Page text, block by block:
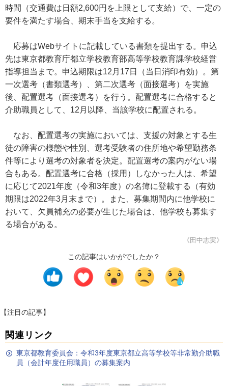
時間（交通費は日額2,600円を上限として支給）で、一定の
要件を満たす場合、期末手当を支給する。
応募はWebサイトに記載している書類を提出する。申込
先は東京都教育庁都立学校教育部高等学校教育課学校経営
指導担当まで。申込期限は12月17日（当日消印有効）。第
一次選考（書類選考）、第二次選考（面接選考）を実施
後、配置選考（面接選考）を行う。配置選考に合格すると
介助職員として、12月以降、当該学校に配置される。
なお、配置選考の実施においては、支援の対象とする生
徒の障害の様態や性別、選考受験者の住所地や希望勤務条
件等により選考の対象者を決定。配置選考の案内がない場
合もある。配置選考に合格（採用）しなかった人は、希望
に応じて2021年度（令和3年度）の名簿に登載する（有効
期限は2022年3月末まで）。また、募集期間内に他学校に
おいて、欠員補充の必要が生じた場合は、他学校も募集す
る場合がある。
《田中志実》
この記事はいかがでしたか？
【注目の記事】
関連リンク
東京都教育委員会：令和3年度東京都立高等学校等非常勤介助職
員（会計年度任用職員）の募集案内